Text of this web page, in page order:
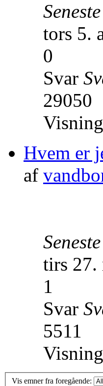
tors 5.
0
Svar
29050
Hvem er
af
tirs 27.
1
Svar
5511
Vis emner fra foregående: